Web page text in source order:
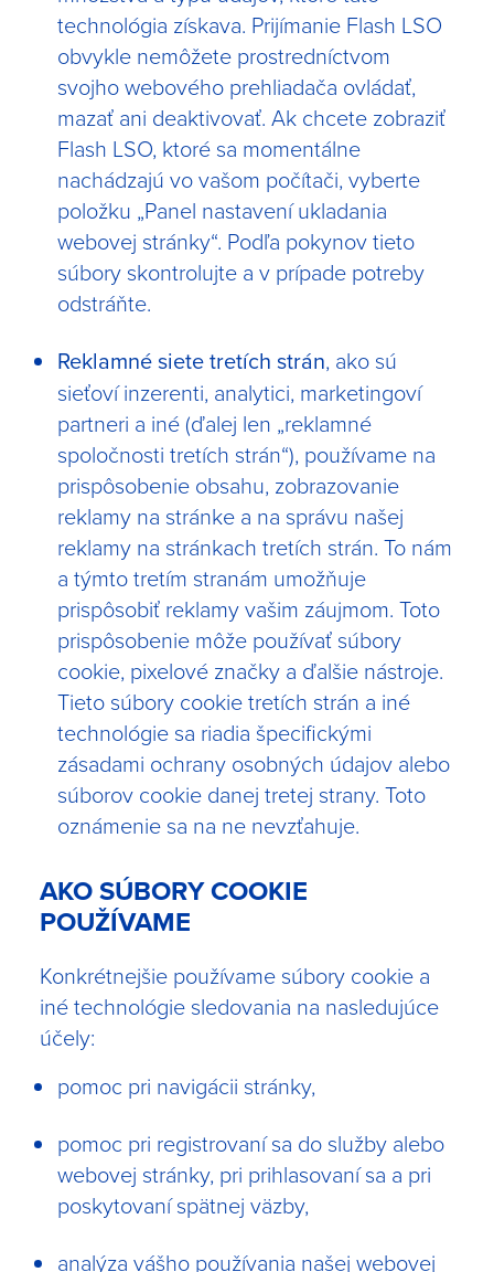
technológia získava. Prijímanie Flash LSO
obvykle nemôžete prostredníctvom
svojho webového prehliadača ovládať,
mazať ani deaktivovať. Ak chcete zobraziť
Flash LSO, ktoré sa momentálne
nachádzajú vo vašom počítači, vyberte
položku „Panel nastavení ukladania
webovej stránky“. Podľa pokynov tieto
súbory skontrolujte a v prípade potreby
odstráňte.
Reklamné siete tretích strán, ako sú
sieťoví inzerenti, analytici, marketingoví
partneri a iné (ďalej len „reklamné
spoločnosti tretích strán“), používame na
prispôsobenie obsahu, zobrazovanie
reklamy na stránke a na správu našej
reklamy na stránkach tretích strán. To nám
a týmto tretím stranám umožňuje
prispôsobiť reklamy vašim záujmom. Toto
prispôsobenie môže používať súbory
cookie, pixelové značky a ďalšie nástroje.
Tieto súbory cookie tretích strán a iné
technológie sa riadia špecifickými
zásadami ochrany osobných údajov alebo
súborov cookie danej tretej strany. Toto
oznámenie sa na ne nevzťahuje.
AKO SÚBORY COOKIE
POUŽÍVAME
Konkrétnejšie používame súbory cookie a
iné technológie sledovania na nasledujúce
účely:
pomoc pri navigácii stránky,
pomoc pri registrovaní sa do služby alebo
webovej stránky, pri prihlasovaní sa a pri
poskytovaní spätnej väzby,
analýza vášho používania našej webovej